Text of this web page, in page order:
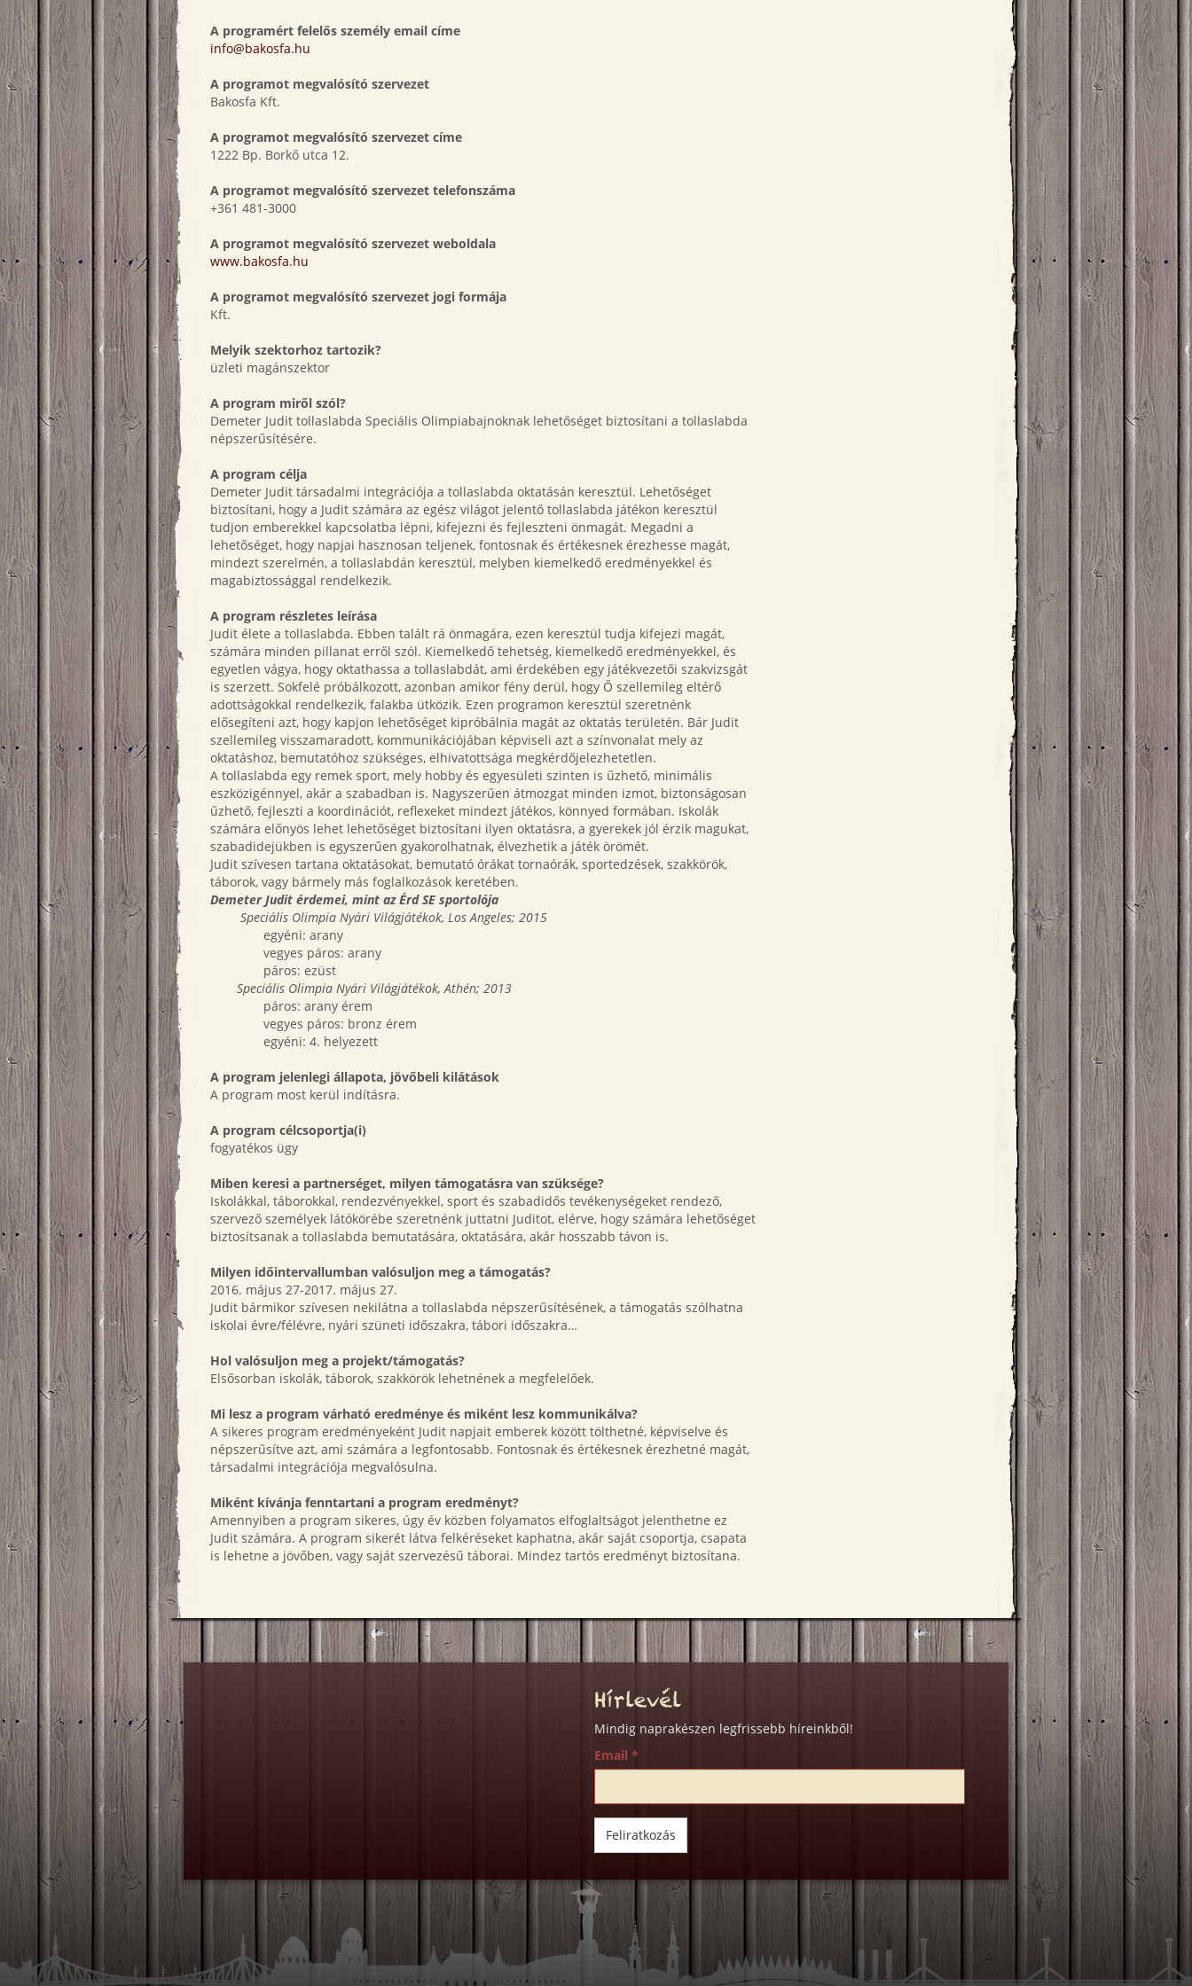
A programért felelős személy email címe
info@bakosfa.hu
A programot megvalósító szervezet
Bakosfa Kft.
A programot megvalósító szervezet címe
1222 Bp. Borkő utca 12.
A programot megvalósító szervezet telefonszáma
+361 481-3000
A programot megvalósító szervezet weboldala
www.bakosfa.hu
A programot megvalósító szervezet jogi formája
Kft.
Melyik szektorhoz tartozik?
üzleti magánszektor
A program miről szól?
Demeter Judit tollaslabda Speciális Olimpiabajnoknak lehetőséget biztosítani a tollaslabda
népszerűsítésére.
A program célja
Demeter Judit társadalmi integrációja a tollaslabda oktatásán keresztül. Lehetőséget
biztosítani, hogy a Judit számára az egész világot jelentő tollaslabda játékon keresztül
tudjon emberekkel kapcsolatba lépni, kifejezni és fejleszteni önmagát. Megadni a
lehetőséget, hogy napjai hasznosan teljenek, fontosnak és értékesnek érezhesse magát,
mindezt szerelmén, a tollaslabdán keresztül, melyben kiemelkedő eredményekkel és
magabiztossággal rendelkezik.
A program részletes leírása
Judit élete a tollaslabda. Ebben talált rá önmagára, ezen keresztül tudja kifejezi magát,
számára minden pillanat erről szól. Kiemelkedő tehetség, kiemelkedő eredményekkel, és
egyetlen vágya, hogy oktathassa a tollaslabdát, ami érdekében egy játékvezetői szakvizsgát
is szerzett. Sokfelé próbálkozott, azonban amikor fény derül, hogy Ő szellemileg eltérő
adottságokkal rendelkezik, falakba ütközik. Ezen programon keresztül szeretnénk
elősegíteni azt, hogy kapjon lehetőséget kipróbálnia magát az oktatás területén. Bár Judit
szellemileg visszamaradott, kommunikációjában képviseli azt a színvonalat mely az
oktatáshoz, bemutatóhoz szükséges, elhivatottsága megkérdőjelezhetetlen.
A tollaslabda egy remek sport, mely hobby és egyesületi szinten is űzhető, minimális
eszközigénnyel, akár a szabadban is. Nagyszerűen átmozgat minden izmot, biztonságosan
űzhető, fejleszti a koordinációt, reflexeket mindezt játékos, könnyed formában. Iskolák
számára előnyös lehet lehetőséget biztosítani ilyen oktatásra, a gyerekek jól érzik magukat,
szabadidejükben is egyszerűen gyakorolhatnak, élvezhetik a játék örömét.
Judit szívesen tartana oktatásokat, bemutató órákat tornaórák, sportedzések, szakkörök,
táborok, vagy bármely más foglalkozások keretében.
Demeter Judit érdemei, mint azÉrd SE sportolója
Speciális Olimpia Nyári Világjátékok, Los Angeles; 2015
egyéni: arany
vegyes páros: arany
páros: ezüst
Speciális Olimpia Nyári Világjátékok, Athén; 2013
páros: arany érem
vegyes páros: bronz érem
egyéni: 4. helyezett
A program jelenlegi állapota, jövőbeli kilátások
A program most kerül indításra.
A program célcsoportja(i)
fogyatékos ügy
Miben keresi a partnerséget, milyen támogatásra van szüksége?
Iskolákkal, táborokkal, rendezvényekkel, sport és szabadidős tevékenységeket rendező,
szervező személyek látókörébe szeretnénk juttatni Juditot, elérve, hogy számára lehetőséget
biztosítsanak a tollaslabda bemutatására, oktatására, akár hosszabb távon is.
Milyen időintervallumban valósuljon meg a támogatás?
2016. május 27-2017. május 27.
Judit bármikor szívesen nekilátna a tollaslabda népszerűsítésének, a támogatás szólhatna
iskolai évre/félévre, nyári szüneti időszakra, tábori időszakra…
Hol valósuljon meg a projekt/támogatás?
Elsősorban iskolák, táborok, szakkörök lehetnének a megfelelőek.
Mi lesz a program várható eredménye és miként lesz kommunikálva?
A sikeres program eredményeként Judit napjait emberek között tölthetné, képviselve és
népszerűsítve azt, ami számára a legfontosabb. Fontosnak és értékesnek érezhetné magát,
társadalmi integrációja megvalósulna.
Miként kívánja fenntartani a program eredményt?
Amennyiben a program sikeres, úgy év közben folyamatos elfoglaltságot jelenthetne ez
Judit számára. A program sikerét látva felkéréseket kaphatna, akár saját csoportja, csapata
is lehetne a jövőben, vagy saját szervezésű táborai. Mindez tartós eredményt biztosítana.
Hírlevél
Mindig naprakészen legfrissebb híreinkből!
Email*
Feliratkozás